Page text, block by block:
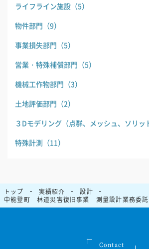
ライフライン施設 （5）
物件部門 （9）
事業損失部門 （5）
営業・特殊補償部門 （5）
機械工作物部門 （3）
土地評価部門 （2）
３Dモデリング（点群、メッシュ、ソリッ
特殊計測 （11）
トップ 実績紹介
設計
中能登町 林道災害復旧事業 測量設計業務委託
Contact